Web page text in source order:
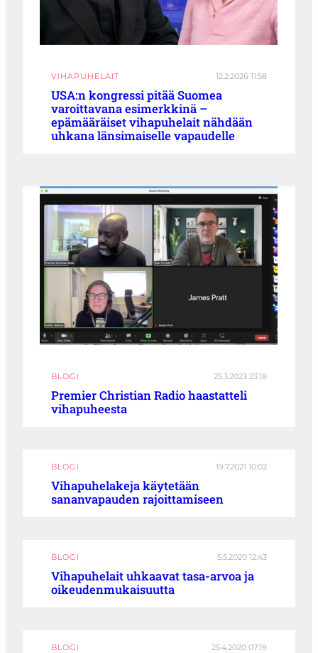
VIHAPUHELAIT 12.2.2026 11:58
USA:n kongressi pitää Suomea
varoittavana esimerkkinä –
epämääräiset vihapuhelait nähdään
uhkana länsimaiselle vapaudelle
BLOGI 25.3.2023 23:18
Premier Christian Radio haastatteli
vihapuheesta
BLOGI 19.7.2021 10:02
Vihapuhelakeja käytetään
sananvapauden rajoittamiseen
BLOGI 5.5.2020 12:43
Vihapuhelait uhkaavat tasa-arvoa ja
oikeudenmukaisuutta
BLOGI 25.4.2020 07:19